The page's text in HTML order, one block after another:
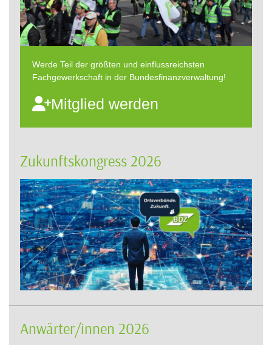
Werde Teil der größten und einflussreichsten
Fachgewerkschaft in der Bundesfinanzverwaltung!
Mitglied werden
Zukunftskongress 2026
Anwärter/innen 2026